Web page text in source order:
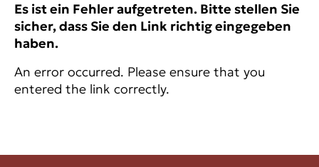
Es ist ein Fehler aufgetreten. Bitte stellen Sie
sicher, dass Sie den Link richtig eingegeben
haben.
An error occurred. Please ensure that you
entered the link correctly.